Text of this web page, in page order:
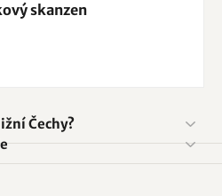
skanzen
Čechy?